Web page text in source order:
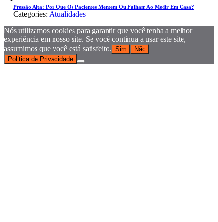
Pressão Alta: Por Que Os Pacientes Mentem Ou Falham Ao Medir Em Casa?
Categories: Atualidades
Nós utilizamos cookies para garantir que você tenha a melhor
experiência em nosso site. Se você continua a usar este site,
assumimos que você está satisfeito. Sim
Não
Política de Privacidade